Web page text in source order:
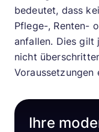
bedeutet, dass
Pflege-, Renten-
anfallen. Dies gilt
nicht
Voraussetzungen
Ihre